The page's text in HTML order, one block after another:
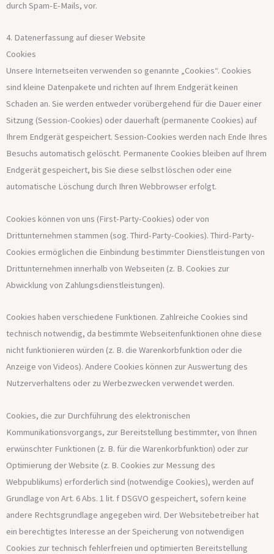
durch Spam-E-Mails, vor.
4. Datenerfassung auf dieser Website
Cookies
Unsere Internetseiten verwenden so genannte „Cookies“. Cookies
sind kleine Datenpakete und richten auf Ihrem Endgerät keinen
Schaden an. Sie werden entweder vorübergehend für die Dauer einer
Sitzung (Session-Cookies) oder dauerhaft (permanente Cookies) auf
Ihrem Endgerät gespeichert. Session-Cookies werden nach Ende Ihres
Besuchs automatisch gelöscht. Permanente Cookies bleiben auf Ihrem
Endgerät gespeichert, bis Sie diese selbst löschen oder eine
automatische Löschung durch Ihren Webbrowser erfolgt.
Cookies können von uns (First-Party-Cookies) oder von
Drittunternehmen stammen (sog. Third-Party-Cookies). Third-Party-
Cookies ermöglichen die Einbindung bestimmter Dienstleistungen von
Drittunternehmen innerhalb von Webseiten (z. B. Cookies zur
Abwicklung von Zahlungsdienstleistungen).
Cookies haben verschiedene Funktionen. Zahlreiche Cookies sind
technisch notwendig, da bestimmte Webseitenfunktionen ohne diese
nicht funktionieren würden (z. B. die Warenkorbfunktion oder die
Anzeige von Videos). Andere Cookies können zur Auswertung des
Nutzerverhaltens oder zu Werbezwecken verwendet werden.
Cookies, die zur Durchführung des elektronischen
Kommunikationsvorgangs, zur Bereitstellung bestimmter, von Ihnen
erwünschter Funktionen (z. B. für die Warenkorbfunktion) oder zur
Optimierung der Website (z. B. Cookies zur Messung des
Webpublikums) erforderlich sind (notwendige Cookies), werden auf
Grundlage von Art. 6 Abs. 1 lit. f DSGVO gespeichert, sofern keine
andere Rechtsgrundlage angegeben wird. Der Websitebetreiber hat
ein berechtigtes Interesse an der Speicherung von notwendigen
Cookies zur technisch fehlerfreien und optimierten Bereitstellung